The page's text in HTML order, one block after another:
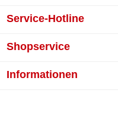
Service-Hotline
Shopservice
Informationen